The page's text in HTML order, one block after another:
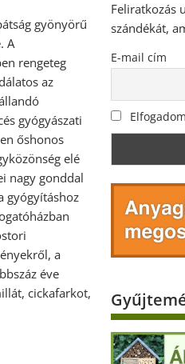
gyönyörű
A
rengeteg
az
gyógyászati
őshonos
elé
nagy gonddal
gyógyításhoz
a
éve
cickafarkot,
Feliratkozás
szándékát,
E-mail cím